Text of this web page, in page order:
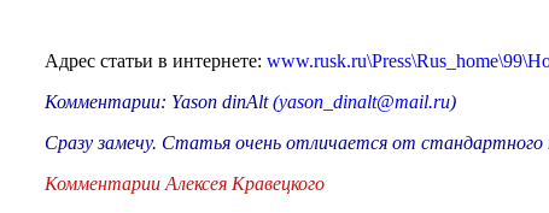
Адрес статьи в интернете:
Комментарии: Yason dinAlt(yason_dinalt@mail.ru)
Сразу замечу. Статья очень отличается от стандартного
Комментарии Алексея Кравецкого